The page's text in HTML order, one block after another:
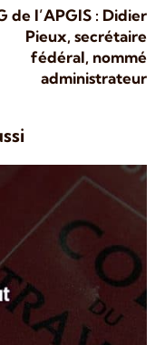
de l’APGIS : Didier
Pieux, secrétaire
fédéral, nommé
administrateur